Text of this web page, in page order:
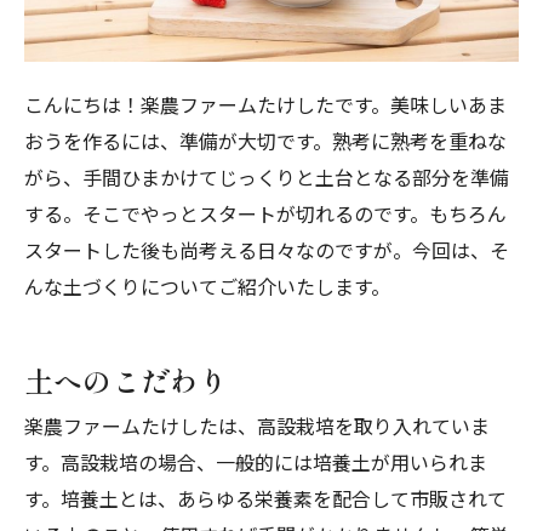
こんにちは！楽農ファームたけしたです。美味しいあま
おうを作るには、準備が大切です。熟考に熟考を重ねな
がら、手間ひまかけてじっくりと土台となる部分を準備
する。そこでやっとスタートが切れるのです。もちろん
スタートした後も尚考える日々なのですが。今回は、そ
んな土づくりについてご紹介いたします。
土へのこだわり
楽農ファームたけしたは、高設栽培を取り入れていま
す。高設栽培の場合、一般的には培養土が用いられま
す。培養土とは、あらゆる栄養素を配合して市販されて